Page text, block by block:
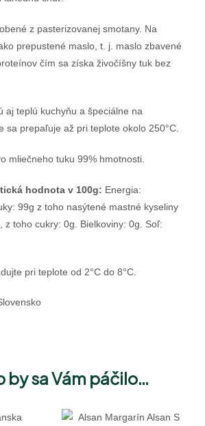
z pasterizovanej smotany. Na
prepustené maslo, t. j. maslo zbavené
čím sa získa živočíšny tuk bez
aj teplú kuchyňu a špeciálne na
sa prepaľuje až pri teplote okolo 250°C.
mliečneho tuku 99% hmotnosti.
hodnota v 100g: Energia:
99g z toho nasýtené mastné kyseliny
z toho cukry: 0g. Bielkoviny: 0g. Soľ:
pri teplote od 2°C do 8°C.
by sa Vám páčilo…